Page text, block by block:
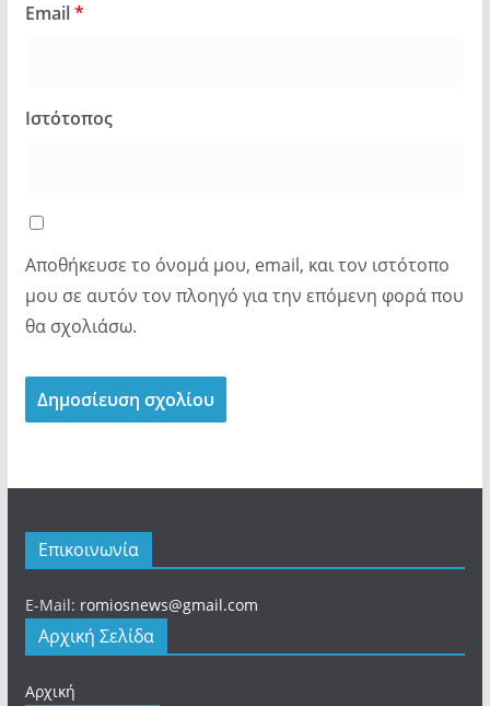
Email*
Ιστότοπος
Αποθήκευσε το όνομά μου, email, και τον ιστότοπο
μου σε αυτόν τον πλοηγό για την επόμενη φορά που
θα σχολιάσω.
Επικοινωνία
E-Mail: romiosnews@gmail.com
Αρχική Σελίδα
Αρχική